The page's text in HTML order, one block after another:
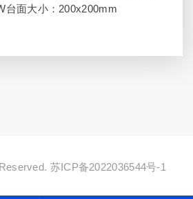
台面大小：200x200mm
苏ICP备2022036544号-1